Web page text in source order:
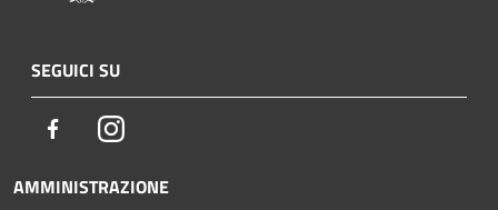
SEGUICI SU
FacebookInstagram
AMMINISTRAZIONE